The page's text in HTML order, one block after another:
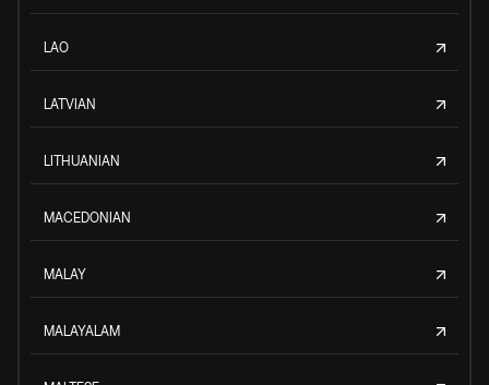
LAO
LATVIAN
LITHUANIAN
MACEDONIAN
MALAY
MALAYALAM